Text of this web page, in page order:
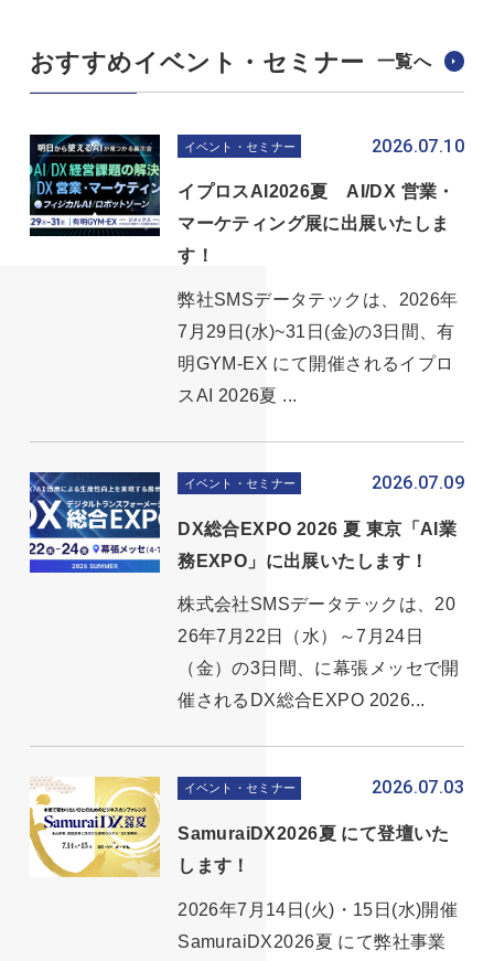
おすすめイベント・セミナー 一覧へ
イベント・セミナー 2026.07.10
イプロスAI2026夏 AI/DX 営業・
マーケティング展に出展いたしま
す！
弊社SMSデータテックは、2026年
7月29日(水)~31日(金)の3日間、有
明GYM-EX にて開催されるイプロ
スAI 2026夏 ...
イベント・セミナー 2026.07.09
DX総合EXPO 2026 夏 東京「AI業
務EXPO」に出展いたします！
株式会社SMSデータテックは、20
26年7月22日（水）～7月24日
（金）の3日間、に幕張メッセで開
催されるDX総合EXPO 2026...
イベント・セミナー 2026.07.03
SamuraiDX2026夏 にて登壇いた
します！
2026年7月14日(火)・15日(水)開催
SamuraiDX2026夏 にて弊社事業